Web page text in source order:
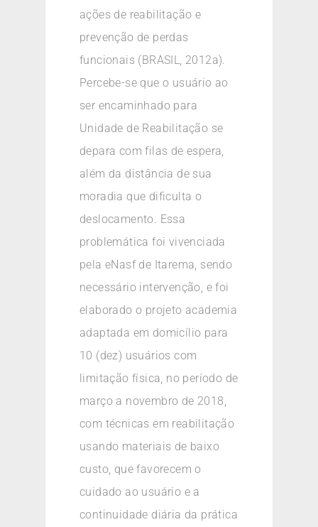
ações de reabilitação e
prevenção de perdas
funcionais (BRASIL, 2012a).
Percebe-se que o usuário ao
ser encaminhado para
Unidade de Reabilitação se
depara com filas de espera,
além da distância de sua
moradia que dificulta o
deslocamento. Essa
problemática foi vivenciada
pela eNasf de Itarema, sendo
necessário intervenção, e foi
elaborado o projeto academia
adaptada em domicílio para
10 (dez) usuários com
limitação física, no período de
março a novembro de 2018,
com técnicas em reabilitação
usando materiais de baixo
custo, que favorecem o
cuidado ao usuário e a
continuidade diária da prática